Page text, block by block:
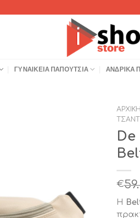
ΓΥΝΑΙΚΕΊΑ ΠΑΠΟΎΤΣΙΑ ΑΝΔΡΙΚΆ
De
€
Η